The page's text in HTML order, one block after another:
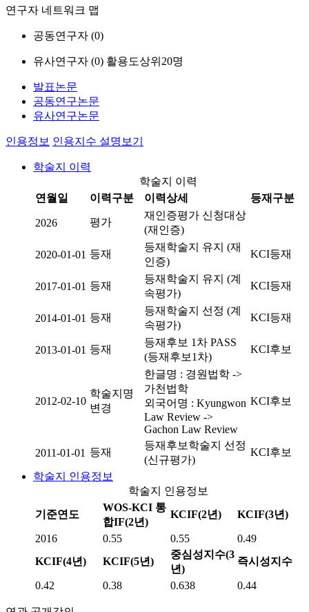
연구자 네트워크 맵
공동연구자 (0)
유사연구자 (0) 활용도상위20명
발표논문
공동연구논문
유사연구논문
인용정보 인용지수 설명보기
학술지 이력
학술지 이력
연월일
이력구분 이력상세 등재구분
2026 평가
재인증평가 신청대상
(재인증)
2020-01-01 등재
등재학술지 유지 (재
인증)
KCI등재
2017-01-01 등재
등재학술지 유지 (계
속평가)
KCI등재
2014-01-01 등재
등재학술지 선정 (계
속평가)
KCI등재
2013-01-01 등재
등재후보 1차 PASS
(등재후보1차)
KCI후보
2012-02-10
학술지명
변경
한글명 : 경원법학 ->
가천법학
외국어명 : Kyungwon
Law Review ->
Gachon Law Review
KCI후보
2011-01-01 등재
등재후보학술지 선정
(신규평가)
KCI후보
학술지 인용정보
학술지 인용정보
기준연도
WOS-KCI 통
합IF(2년)
KCIF(2년) KCIF(3년)
2016 0.55 0.55
0.49
KCIF(4년)
KCIF(5년)
중심성지수(3
년)
즉시성지수
0.42 0.38 0.638 0.44